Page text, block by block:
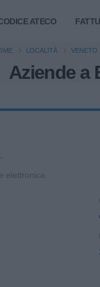
ATECO
Aziende a
LOCALITÀ VENETO
elettronica.